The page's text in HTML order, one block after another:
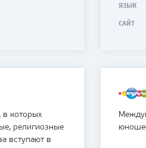
ЯЗЫК
САЙТ
которых
религиозные
вступают в